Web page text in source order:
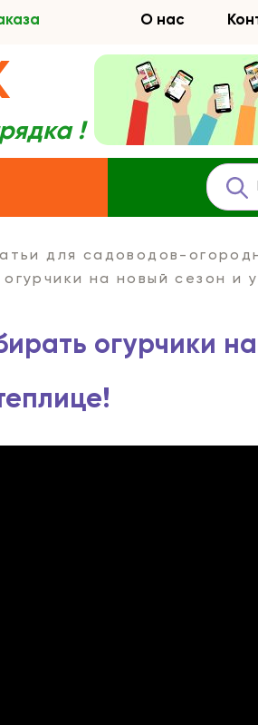
О нас
!
для садоводов-
на новый сезон и
огурчики